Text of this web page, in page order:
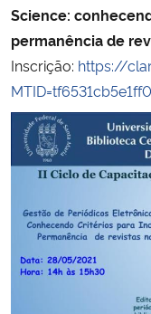
Science:
permanência de
Inscrição: https://